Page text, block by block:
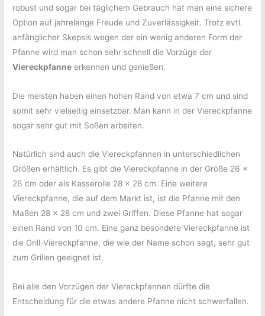
robust und sogar bei täglichem Gebrauch hat man eine sichere
Option auf jahrelange Freude und Zuverlässigkeit. Trotz evtl.
anfänglicher Skepsis wegen der ein wenig anderen Form der
Pfanne wird man schon sehr schnell die Vorzüge der
Viereckpfanne erkennen und genießen.
Die meisten haben einen hohen Rand von etwa 7 cm und sind
somit sehr vielseitig einsetzbar. Man kann in der Viereckpfanne
sogar sehr gut mit Soßen arbeiten.
Natürlich sind auch die Viereckpfannen in unterschiedlichen
Größen erhältlich. Es gibt die Viereckpfanne in der Größe 26 x
26 cm oder als Kasserolle 28 x 28 cm. Eine weitere
Viereckpfanne, die auf dem Markt ist, ist die Pfanne mit den
Maßen 28 x 28 cm und zwei Griffen. Diese Pfanne hat sogar
einen Rand von 10 cm. Eine ganz besondere Viereckpfanne ist
die Grill-Viereckpfanne, die wie der Name schon sagt, sehr gut
zum Grillen geeignet ist.
Bei alle den Vorzügen der Viereckpfannen dürfte die
Entscheidung für die etwas andere Pfanne nicht schwerfallen.